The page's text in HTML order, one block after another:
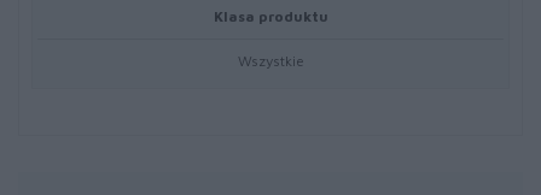
Klasa produktu
Wszystkie